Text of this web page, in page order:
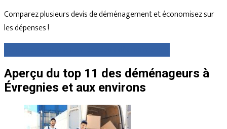
Comparez plusieurs devis de déménagement et économisez sur
les dépenses !
Aperçu du top 11 des déménageurs à
Évregnies et aux environs